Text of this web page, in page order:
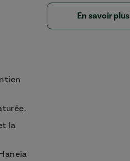
la
En savoir plus